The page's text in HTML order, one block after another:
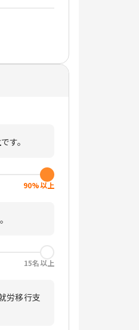
です。
90%以上
15名以上
労移行支